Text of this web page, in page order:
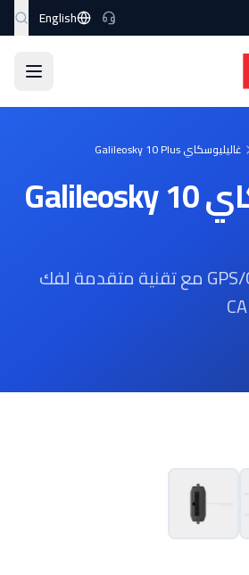
English
غاليليوسكاي Galileosky 10 Plus
غاليليوسكاي Galileosky 10
جهاز تتبع GPS/GLONASS مع تقنية متقدمة لفك